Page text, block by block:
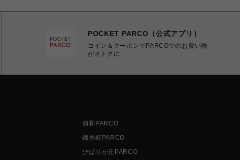
POCKET PARCO（公式アプリ）
コイン＆クーポンでPARCOでのお買い物
がオトクに
浦和PARCO
錦糸町PARCO
ひばりが丘PARCO